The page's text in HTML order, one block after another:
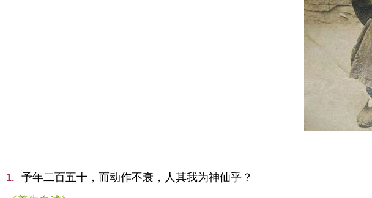
1.
予年二百五十，而动作不衰，人其我为神仙乎？